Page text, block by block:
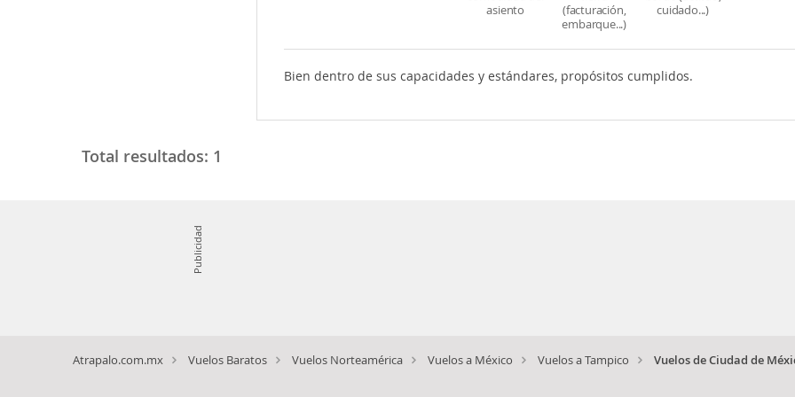
asiento
(facturación,
embarque...)
cuidado...)
Bien dentro de sus capacidades y estándares, propósitos cumplidos.
Total resultados: 1
Publicidad
Atrapalo.com.mx Vuelos Baratos Vuelos Norteamérica Vuelos a México Vuelos a Tampico Vuelos de Ciudad de